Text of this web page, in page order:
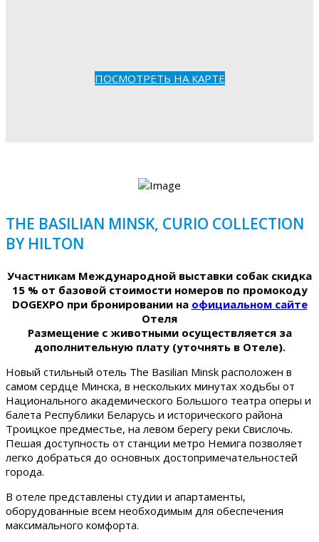
ПОСМОТРЕТЬ НА КАРТЕ
THE BASILIAN MINSK, CURIO COLLECTION
BY HILTON
Участникам Международной выставки собак скидка
15 % от базовой стоимости номеров по промокоду
DOGEXPO при бронировании на официальном сайте
Отеля
Размещение с животными осуществляется за
дополнительную плату (уточнять в Отеле).
Новый стильный отель The Basilian Minsk расположен в
самом сердце Минска, в нескольких минутах ходьбы от
Национального академического Большого театра оперы и
балета Республики Беларусь и исторического района
Троицкое предместье, на левом берегу реки Свислочь.
Пешая доступность от станции метро Немига позволяет
легко добраться до основных достопримечательностей
города.
В отеле представлены студии и апартаменты,
оборудованные всем необходимым для обеспечения
максимального комфорта.